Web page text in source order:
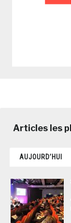
AUJOURD’HUI